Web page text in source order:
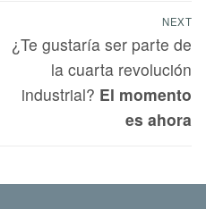
NEXT
¿Te gustaría ser parte de
la cuarta revolución
industrial? El momento
es ahora